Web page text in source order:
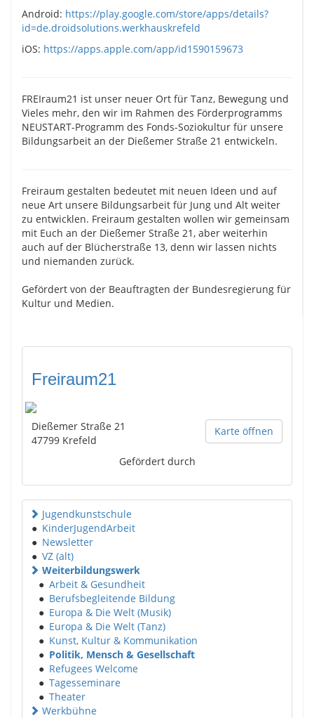
Android: https://play.google.com/store/apps/details?
id=de.droidsolutions.werkhauskrefeld
iOS: https://apps.apple.com/app/id1590159673
FREIraum21 ist unser neuer Ort für Tanz, Bewegung und
Vieles mehr, den wir im Rahmen des Förderprogramms
NEUSTART-Programm des Fonds-Soziokultur für unsere
Bildungsarbeit an der Dießemer Straße 21 entwickeln.
Freiraum gestalten bedeutet mit neuen Ideen und auf
neue Art unsere Bildungsarbeit für Jung und Alt weiter
zu entwicklen. Freiraum gestalten wollen wir gemeinsam
mit Euch an der Dießemer Straße 21, aber weiterhin
auch auf der Blücherstraße 13, denn wir lassen nichts
und niemanden zurück.
Gefördert von der Beauftragten der Bundesregierung für
Kultur und Medien.
Freiraum21
Karte öffnen
Dießemer Straße 21
47799 Krefeld
Gefördert durch
Jugendkunstschule
● KinderJugendArbeit
● Newsletter
● VZ (alt)
Weiterbildungswerk
● Arbeit & Gesundheit
● Berufsbegleitende Bildung
● Europa & Die Welt (Musik)
● Europa & Die Welt (Tanz)
● Kunst, Kultur & Kommunikation
● Politik, Mensch & Gesellschaft
● Refugees Welcome
● Tagesseminare
● Theater
Werkbühne